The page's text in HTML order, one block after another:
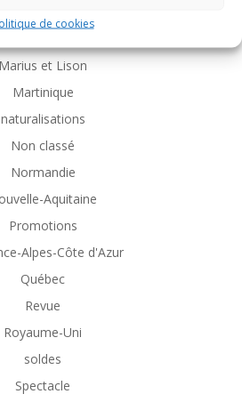
de cookies
Marius et Lison
Martinique
naturalisations
Non classé
Normandie
Aquitaine
Promotions
Alpes-Côte d'Azur
Québec
Revue
Royaume-Uni
soldes
Spectacle